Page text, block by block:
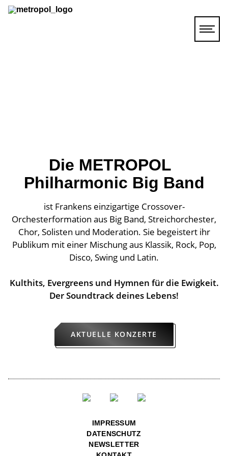
Rückblick
Wissenswertes
➔ Tickets
Die METROPOL
Philharmonic Big Band
ist Frankens einzigartige Crossover-
Orchesterformation aus Big Band, Streichorchester,
Chor, Solisten und Moderation. Sie begeistert ihr
Publikum mit einer Mischung aus Klassik, Rock, Pop,
Disco, Swing und Latin.
Kulthits, Evergreens und Hymnen für die Ewigkeit.
Der Soundtrack deines Lebens!
AKTUELLE KONZERTE
IMPRESSUM
DATENSCHUTZ
NEWSLETTER